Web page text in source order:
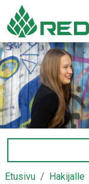
Siirry sivusisältöön
Etusivu Hakijalle